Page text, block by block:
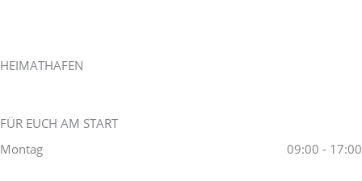
HEIMATHAFEN
FÜR EUCH AM START
Montag
09:00 - 17:00